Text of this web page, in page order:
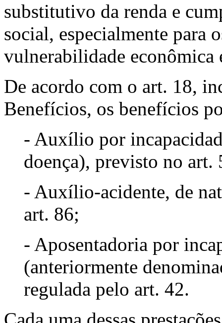
substitutivo da renda e
social, especialmente para
vulnerabilidade econômica
De acordo com o art. 18,
Benefícios, os benefícios
- Auxílio por
doença), previsto no art.
- Auxílio-acidente, de
art. 86;
- Aposentadoria por
(anteriormente
regulada pelo art. 42.